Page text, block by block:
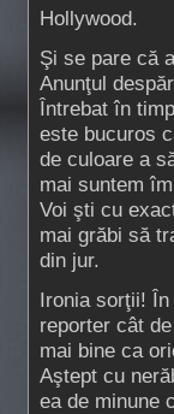
Hollywood.
Şi se pare că
Anunţul
Întrebat în
este bucuros
de culoare a
mai suntem
Voi şti cu
mai grăbi să
din jur.
Ironia sorţii!
reporter cât
mai bine ca
Aştept cu
ea de minune